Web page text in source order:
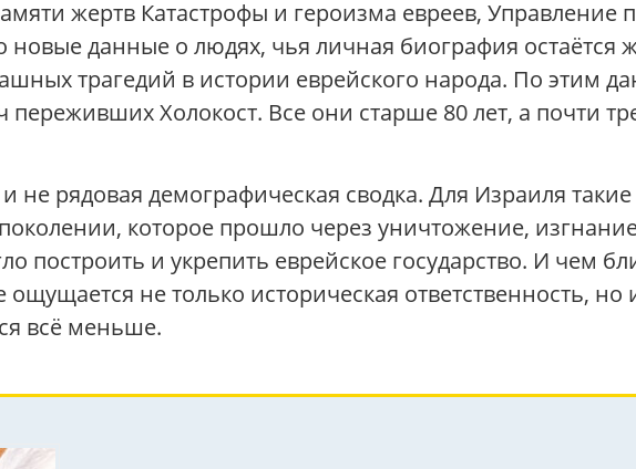
жертв Катастрофы и героизма евреев, Управление
новые данные о людях, чья личная биография остаётся
трагедий в истории еврейского народа. По этим
Холокост. Все они старше 80 лет, а почти
и не рядовая демографическая сводка. Для Израиля
которое прошло через уничтожение,
построить и укрепить еврейское государство. И чем
ощущается не только историческая ответственность,
всё меньше.